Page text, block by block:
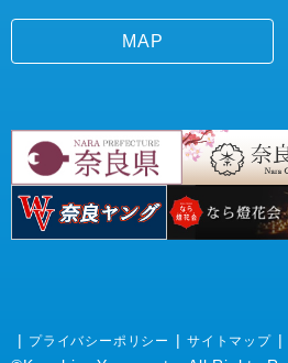
MAP
プライバシーポリシー サイトマップ